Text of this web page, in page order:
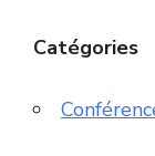
Catégories